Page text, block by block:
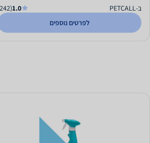
ב-PETCALL 1.0
(242)
לפרטים נוספים